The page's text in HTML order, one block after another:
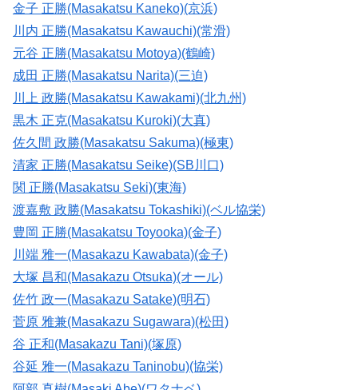
金子 正勝(Masakatsu Kaneko)(京浜)
川内 正勝(Masakatsu Kawauchi)(常滑)
元谷 正勝(Masakatsu Motoya)(鶴崎)
成田 正勝(Masakatsu Narita)(三迫)
川上 政勝(Masakatsu Kawakami)(北九州)
黒木 正克(Masakatsu Kuroki)(大真)
佐久間 政勝(Masakatsu Sakuma)(極東)
清家 正勝(Masakatsu Seike)(SB川口)
関 正勝(Masakatsu Seki)(東海)
渡嘉敷 政勝(Masakatsu Tokashiki)(ベル協栄)
豊岡 正勝(Masakatsu Toyooka)(金子)
川端 雅一(Masakazu Kawabata)(金子)
大塚 昌和(Masakazu Otsuka)(オール)
佐竹 政一(Masakazu Satake)(明石)
菅原 雅兼(Masakazu Sugawara)(松田)
谷 正和(Masakazu Tani)(塚原)
谷延 雅一(Masakazu Taninobu)(協栄)